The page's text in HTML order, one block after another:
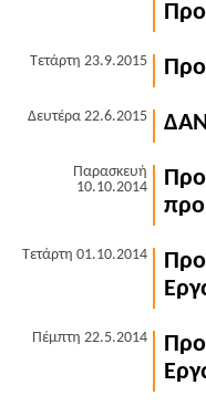
Τετάρτη 23.9.2015
Δευτέρα 22.6.2015
Παρασκευή
10.10.2014
Τετάρτη 01.10.2014
Πέμπτη 22.5.2014